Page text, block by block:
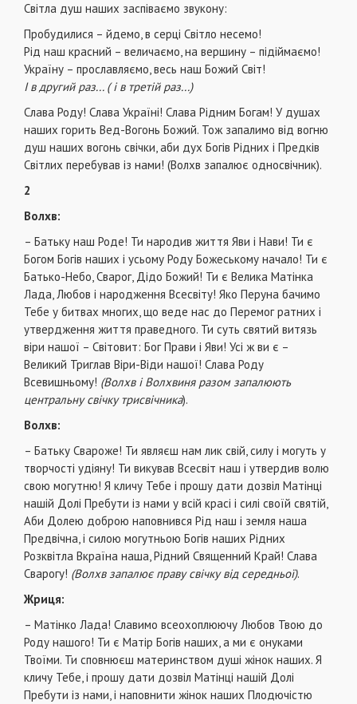
Світла душ наших заспіваємо звукону:
Пробудилися – йдемо, в серці Світло несемо!
Рід наш красний – величаємо, на вершину – підіймаємо!
Україну – прославляємо, весь наш Божий Світ!
І в другий раз... ( і в третій раз...)
Слава Роду! Слава Україні! Слава Рідним Богам! У душах
наших горить Вед-Вогонь Божий. Тож запалимо від вогню
душ наших вогонь свічки, аби дух Богів Рідних і Предків
Світлих перебував із нами! (Волхв запалює односвічник).
2
Волхв:
– Батьку наш Роде! Ти народив життя Яви і Нави! Ти є
Богом Богів наших і усьому Роду Божеському начало! Ти є
Батько-Небо, Сварог, Дідо Божий! Ти є Велика Матінка
Лада, Любов і народження Всесвіту! Яко Перуна бачимо
Тебе у битвах многих, що веде нас до Перемог ратних і
утвердження життя праведного. Ти суть святий витязь
віри нашої – Світовит: Бог Прави і Яви! Усі ж ви є –
Великий Триглав Віри-Віди нашої! Слава Роду
Всевишньому! (Волхв і Волхвиня разом запалюють
центральну свічку трисвічника).
Волхв:
– Батьку Свароже! Ти являєш нам лик свій, силу і могуть у
творчості удіяну! Ти викував Всесвіт наш і утвердив волю
свою могутню! Я кличу Тебе і прошу дати дозвіл Матінці
нашій Долі Пребути із нами у всій красі і силі своїй святій,
Аби Долею доброю наповнився Рід наш і земля наша
Предвічна, і силою могутньою Богів наших Рідних
Розквітла Вкраїна наша, Рідний Священний Край! Слава
Сварогу! (Волхв запалює праву свічку від середньої).
Жриця:
– Матінко Лада! Славимо всеохоплюючу Любов Твою до
Роду нашого! Ти є Матір Богів наших, а ми є онуками
Твоїми. Ти сповнюєш материнством душі жінок наших. Я
кличу Тебе, і прошу дати дозвіл Матінці нашій Долі
Пребути із нами, і наповнити жінок наших Плодючістю